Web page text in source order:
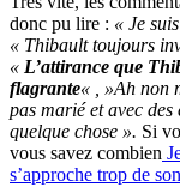
donc pu lire : « Je
« Thibault toujours
« L’attirance que
flagrante« , »Ah non
pas marié et avec
quelque chose ». Si
vous savez combien
s’approche trop de